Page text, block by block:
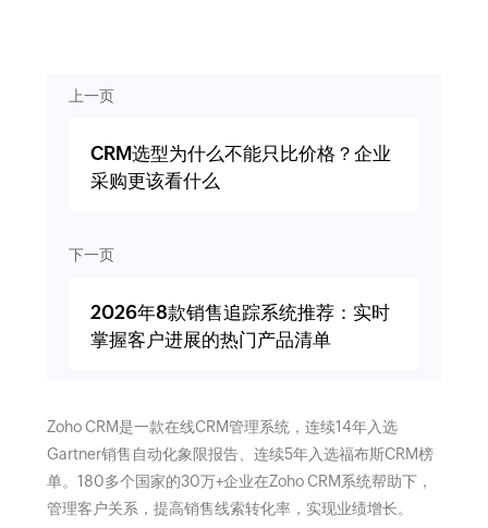
上一页
CRM选型为什么不能只比价格？企业
采购更该看什么
下一页
2026年8款销售追踪系统推荐：实时
掌握客户进展的热门产品清单
Zoho CRM是一款在线CRM管理系统，连续14年入选
Gartner销售自动化象限报告、连续5年入选福布斯CRM榜
单。180多个国家的30万+企业在Zoho CRM系统帮助下，
管理客户关系，提高销售线索转化率，实现业绩增长。